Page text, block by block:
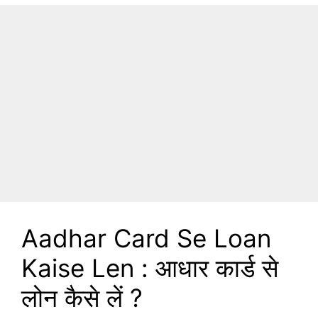
Aadhar Card Se Loan
Kaise Len : आधार कार्ड से
लोन कैसे लें ?